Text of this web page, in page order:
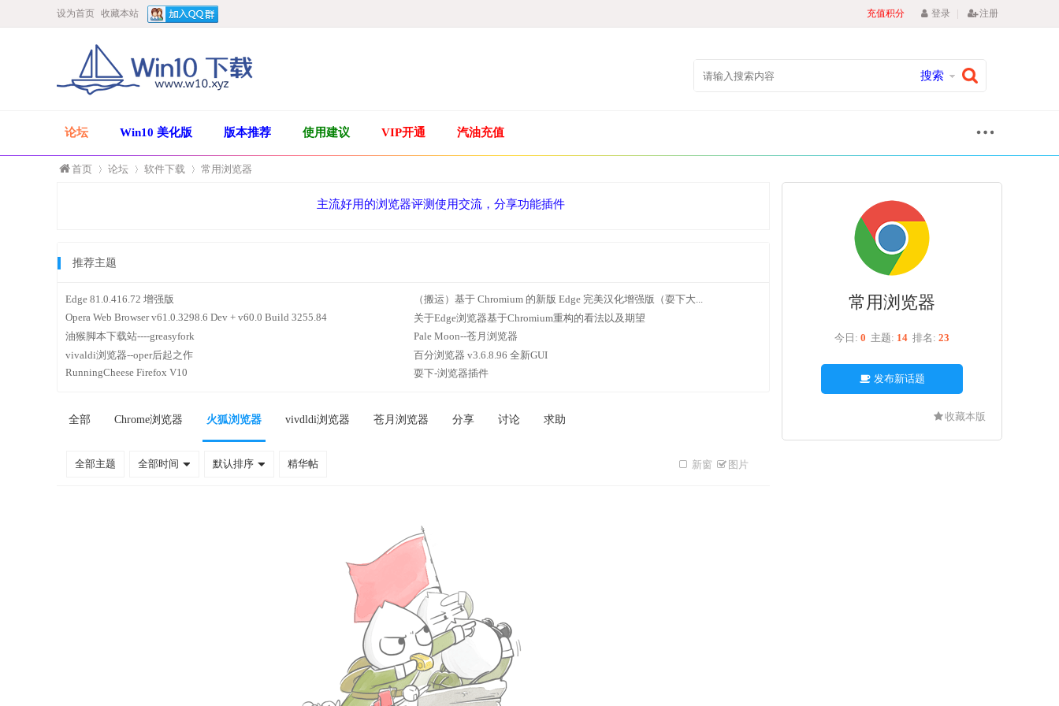
设为首页 收藏本站 充值积分 登录 | 注册
搜索
论坛 Win10 美化版 版本推荐 使用建议 VIP开通 汽油充值
首页 论坛 软件下载 常用浏览器
主流好用的浏览器评测使用交流，分享功能插件
推荐主题
Edge 81.0.416.72 增强版
（搬运）基于 Chromium 的新版 Edge 完美汉化增强版（耍下大...
Opera Web Browser v61.0.3298.6 Dev + v60.0 Build 3255.84
关于Edge浏览器基于Chromium重构的看法以及期望
油猴脚本下载站----greasyfork
Pale Moon--苍月浏览器
vivaldi浏览器--oper后起之作
百分浏览器 v3.6.8.96 全新GUI
RunningCheese Firefox V10
耍下-浏览器插件
全部 Chrome浏览器 火狐浏览器 vivdldi浏览器 苍月浏览器 分享 讨论 求助
全部主题 全部时间 默认排序 精华帖 新窗 图片
常用浏览器
今日: 0 主题: 14 排名: 23
发布新话题
收藏本版